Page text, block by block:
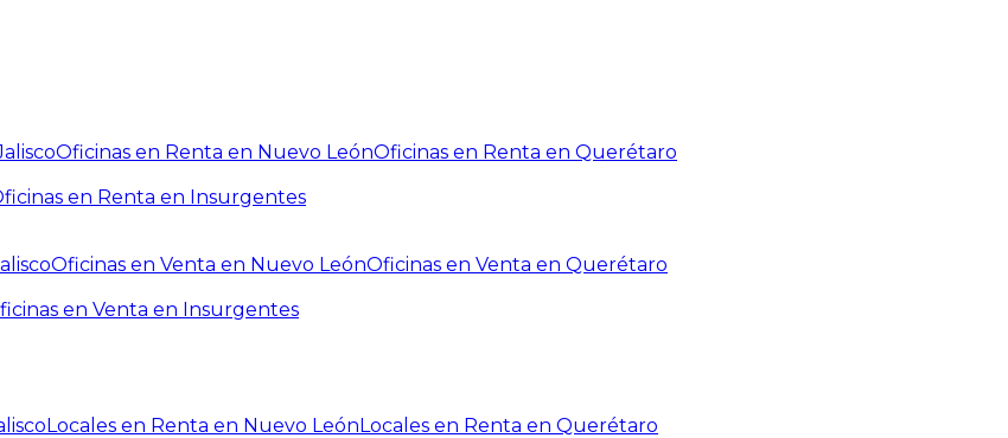
Oficinas en Renta en Nuevo LeónOficinas en Renta en Querétaro
en Renta en Insurgentes
Oficinas en Venta en Nuevo LeónOficinas en Venta en Querétaro
en Venta en Insurgentes
Locales en Renta en Nuevo LeónLocales en Renta en Querétaro